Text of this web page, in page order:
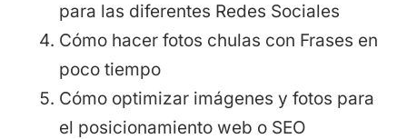
para las diferentes Redes Sociales
Cómo hacer fotos chulas con Frases en
poco tiempo
Cómo optimizar imágenes y fotos para
el posicionamiento web o SEO